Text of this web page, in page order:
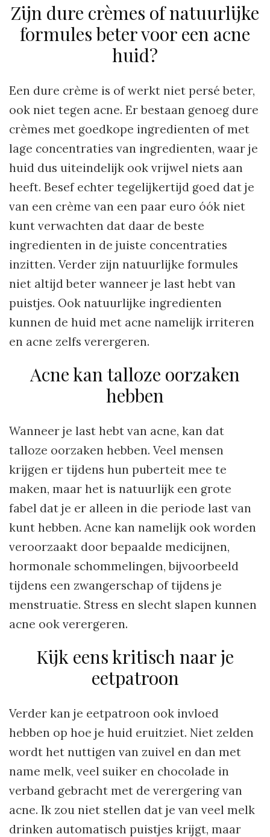
Zijn dure crèmes of natuurlijke
formules beter voor een acne
huid?
Een dure crème is of werkt niet persé beter,
ook niet tegen acne. Er bestaan genoeg dure
crèmes met goedkope ingredienten of met
lage concentraties van ingredienten, waar je
huid dus uiteindelijk ook vrijwel niets aan
heeft. Besef echter tegelijkertijd goed dat je
van een crème van een paar euro óók niet
kunt verwachten dat daar de beste
ingredienten in de juiste concentraties
inzitten. Verder zijn natuurlijke formules
niet altijd beter wanneer je last hebt van
puistjes. Ook natuurlijke ingredienten
kunnen de huid met acne namelijk irriteren
en acne zelfs verergeren.
Acne kan talloze oorzaken
hebben
Wanneer je last hebt van acne, kan dat
talloze oorzaken hebben. Veel mensen
krijgen er tijdens hun puberteit mee te
maken, maar het is natuurlijk een grote
fabel dat je er alleen in die periode last van
kunt hebben. Acne kan namelijk ook worden
veroorzaakt door bepaalde medicijnen,
hormonale schommelingen, bijvoorbeeld
tijdens een zwangerschap of tijdens je
menstruatie. Stress en slecht slapen kunnen
acne ook verergeren.
Kijk eens kritisch naar je
eetpatroon
Verder kan je eetpatroon ook invloed
hebben op hoe je huid eruitziet. Niet zelden
wordt het nuttigen van zuivel en dan met
name melk, veel suiker en chocolade in
verband gebracht met de verergering van
acne. Ik zou niet stellen dat je van veel melk
drinken automatisch puistjes krijgt, maar